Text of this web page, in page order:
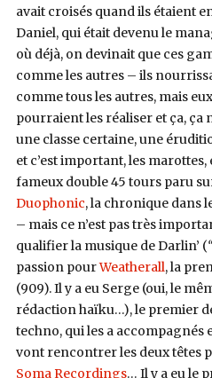
avait croisés quand ils étaient
Daniel, qui était devenu le
où déjà, on devinait que ces
comme les autres – ils
comme tous les autres, mais
pourraient les réaliser et ça, ça
une classe certaine, une
et c’est important, les
fameux double 45 tours paru
Duophonic, la chronique dans
– mais ce n’est pas très
qualifier la musique de Darlin’ (
passion pourWeatherall, la
(909). Il y a eu Serge (oui, le
rédaction haïku…), le premier
techno, qui les a accompagnés
vont rencontrer les deux têtes
Soma Recordings… Il y a eu le